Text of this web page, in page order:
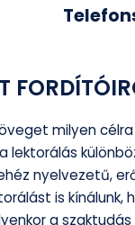
milyen célra
lektorálás
nyelvezetű,
is kínálunk,
a szaktudás